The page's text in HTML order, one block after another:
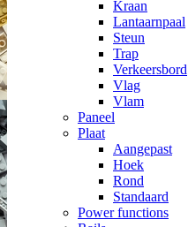
Kraan
Lantaarnpaal
Steun
Trap
Verkeersbord
Vlag
Vlam
Paneel
Plaat
Aangepast
Hoek
Rond
Standaard
Power functions